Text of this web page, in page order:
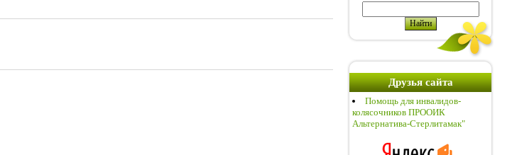
Друзья сайта
Помощь для инвалидов-
колясочников ПРООИК
Альтернатива-Стерлитамак"